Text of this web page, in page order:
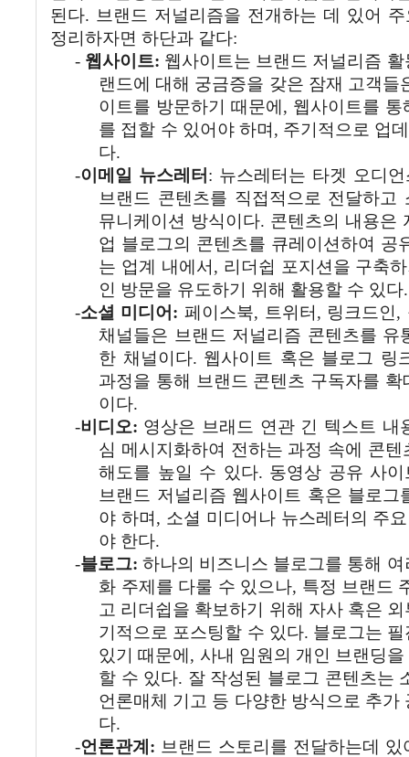
된다. 브랜드 저널리즘을 전개하는 데 있어
정리하자면 하단과 같다:
- 웹사이트: 웹사이트는 브랜드 저널리즘 활
랜드에 대해 궁금증을 갖은 잠재 고객들
이트를 방문하기 때문에, 웹사이트를 통
를 접할 수 있어야 하며, 주기적으로 업
다.
-이메일 뉴스레터 : 뉴스레터는 타겟 오디
브랜드 콘텐츠를 직접적으로 전달하고
뮤니케이션 방식이다. 콘텐츠의 내용은
업 블로그의 콘텐츠를 큐레이션하여 공
는 업계 내에서, 리더쉽 포지션을 구축
인 방문을 유도하기 위해 활용할 수 있다.
-소셜 미디어 : 페이스북, 트위터, 링크드인,
채널들은 브랜드 저널리즘 콘텐츠를 유
한 채널이다. 웹사이트 혹은 블로그
링
과정을 통해 브랜드 콘텐츠 구독자를 확
이다.
-비디오: 영상은 브래드 연관 긴 텍스트 내
심 메시지화하여 전하는 과정 속에 콘텐
해도를 높일 수 있다. 동영상 공유 사이
브랜드 저널리즘 웹사이트 혹은 블로그
야 하며, 소셜 미디어나 뉴스레터의 주요
야 한다.
-블로그: 하나의 비즈니스 블로그를 통해 여
화 주제를 다룰 수 있으나, 특정 브랜드
고 리더쉽을 확보하기 위해 자사 혹은 외
기적으로 포스팅할 수 있다. 블로그는 필
있기 때문에, 사내 임원의 개인 브랜딩을
할 수 있다. 잘 작성된 블로그 콘텐츠는
언론매체 기고 등 다양한 방식으로 추가
다.
-언론관계 : 브랜드 스토리를 전달하는데 있